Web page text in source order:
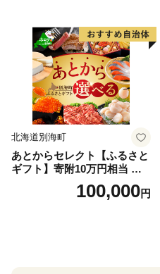
北海道別海町
あとからセレクト【ふるさと
ギフト】寄附10万円相当 あ
とから選べる！ ギフト いく
ら ほたて 海鮮 牛肉 別海町
100,000円